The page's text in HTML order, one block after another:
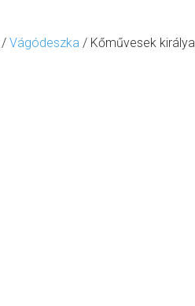
/ Vágódeszka / Kőművesek